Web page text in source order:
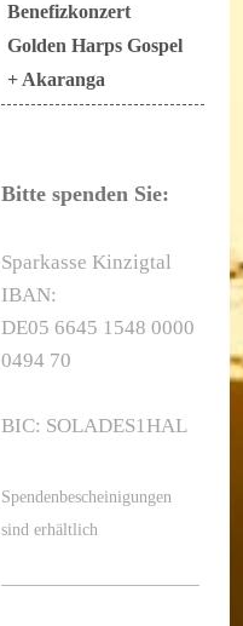
Benefizkonzert
Golden Harps Gospel
+ Akaranga
Bitte spenden Sie:
Sparkasse Kinzigtal
IBAN:
DE05 6645 1548 0000
0494 70
BIC: SOLADES1HAL
Spendenbescheinigungen
sind erhältlich